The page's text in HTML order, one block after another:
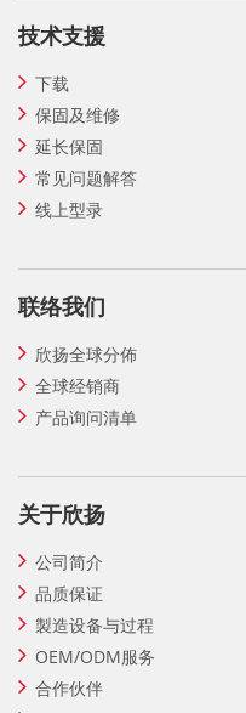
技术支援
下载
保固及维修
延长保固
常见问题解答
线上型录
联络我们
欣扬全球分佈
全球经销商
产品询问清单
关于欣扬
公司简介
品质保证
製造设备与过程
OEM/ODM服务
合作伙伴